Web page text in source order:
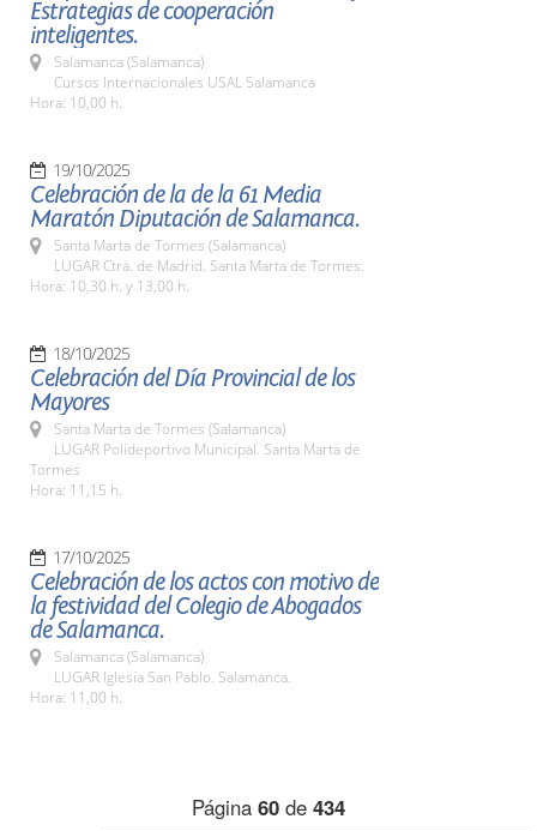
Estrategias de cooperación
inteligentes.
Salamanca (Salamanca)
Cursos Internacionales USAL Salamanca
Hora: 10,00 h.
19/10/2025
Celebración de la de la 61 Media
Maratón Diputación de Salamanca.
Santa Marta de Tormes (Salamanca)
LUGAR Ctra. de Madrid. Santa Marta de Tormes.
Hora: 10,30 h. y 13,00 h.
18/10/2025
Celebración del Día Provincial de los
Mayores
Santa Marta de Tormes (Salamanca)
LUGAR Polideportivo Municipal. Santa Marta de
Tormes
Hora: 11,15 h.
17/10/2025
Celebración de los actos con motivo de
la festividad del Colegio de Abogados
de Salamanca.
Salamanca (Salamanca)
LUGAR Iglesia San Pablo. Salamanca.
Hora: 11,00 h.
Página 60 de 434